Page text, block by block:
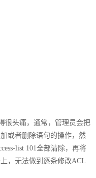
很头痛，通常，管理员会把
或者删除语句的操作，然
list 101全部清除，再将
，无法做到逐条修改ACL